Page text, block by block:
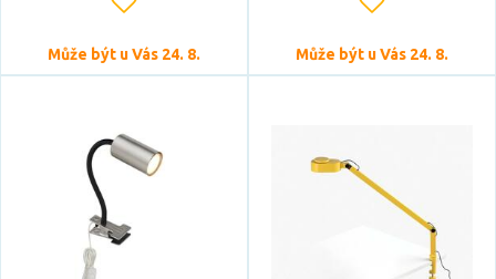
Může být u Vás 24. 8. Může být u Vás 24. 8.